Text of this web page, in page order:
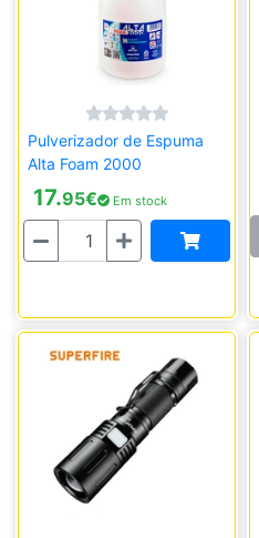
Pulverizador de Espuma
Alta Foam 2000
17.95€ Em stock
Quantidade